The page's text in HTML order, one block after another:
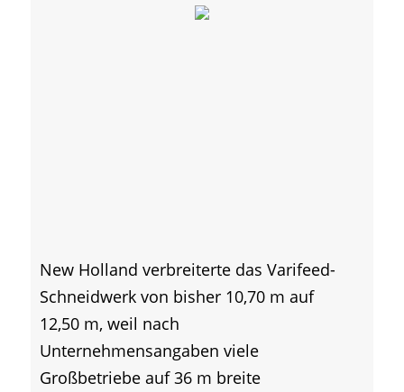
New Holland verbreiterte das Varifeed-
Schneidwerk von bisher 10,70 m auf
12,50 m, weil nach
Unternehmensangaben viele
Großbetriebe auf 36 m breite